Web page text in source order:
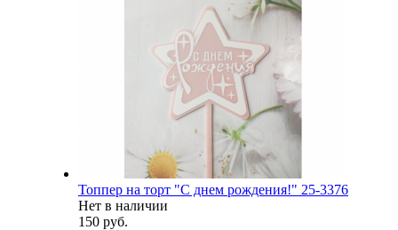
Топпер на торт "С днем рождения!" 25-3376
Нет в наличии
150 руб.